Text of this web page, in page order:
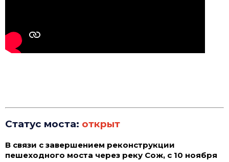
Статус моста: открыт
В связи с завершением реконструкции
пешеходного моста через реку Сож, с 10 ноября